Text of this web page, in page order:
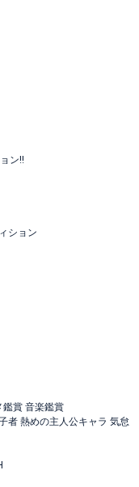
ン!!
ション
鑑賞 音楽鑑賞
者 熱めの主人公キャラ 気怠